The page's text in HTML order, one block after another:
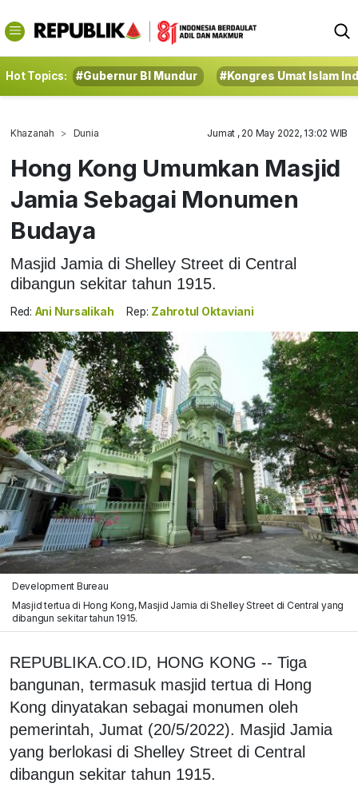
Hot Topics: #Gubernur BI Mundur #Kongres Umat Islam
Khazanah Dunia Jumat , 20 May 2022, 13:02 WIB
Hong Kong Umumkan Masjid
Jamia Sebagai Monumen
Budaya
Masjid Jamia di Shelley Street di Central
dibangun sekitar tahun 1915.
Red: Ani Nursalikah Rep: Zahrotul Oktaviani
Development Bureau
Masjid tertua di Hong Kong, Masjid Jamia di Shelley Street di Central yang
dibangun sekitar tahun 1915.
REPUBLIKA.CO.ID, HONG KONG -- Tiga
bangunan, termasuk masjid tertua di Hong
Kong dinyatakan sebagai monumen oleh
pemerintah, Jumat (20/5/2022). Masjid Jamia
yang berlokasi di Shelley Street di Central
dibangun sekitar tahun 1915.